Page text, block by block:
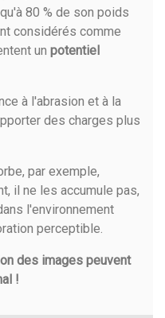
80 % de son poids
considérés comme
un potentiel
à l'abrasion et à la
des charges plus
par exemple,
il ne les accumule pas,
l'environnement
perceptible.
des images peuvent
!